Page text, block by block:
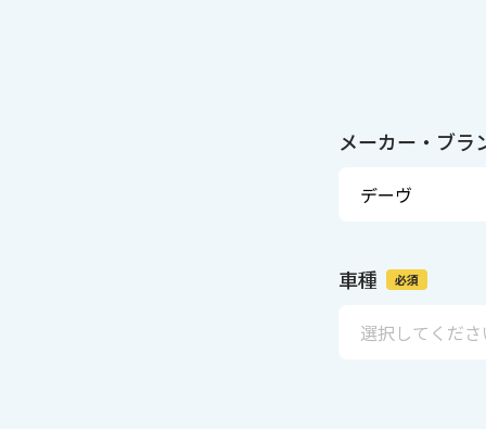
メーカー・ブラ
車種 必須